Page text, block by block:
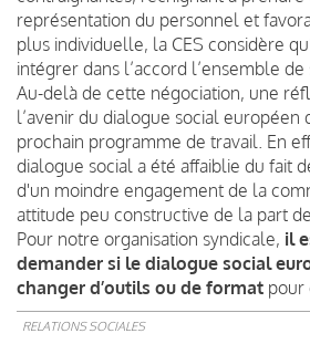
représentation du personnel et
plus individuelle, la CES considère
intégrer dans l’accord l’ensemble de
Au-delà de cette négociation, une
l’avenir du dialogue social européen
prochain programme de travail. En
dialogue social a été affaiblie du fait
d'un moindre engagement de la
attitude peu constructive de la part
Pour notre organisation syndicale, il
demander si le dialogue social
changer d’outils ou de format pour
RELATIONS SOCIALES